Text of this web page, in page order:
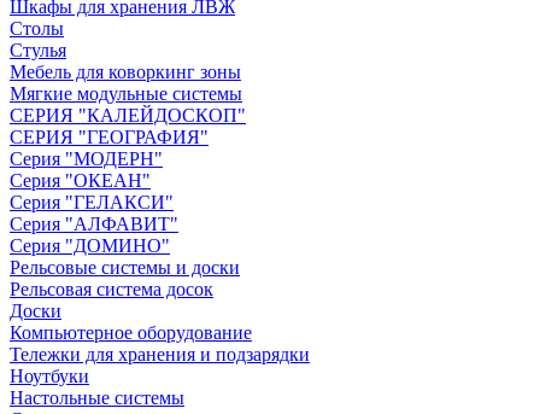
Шкафы для хранения ЛВЖ
Столы
Стулья
Мебель для коворкинг зоны
Мягкие модульные системы
СЕРИЯ "КАЛЕЙДОСКОП"
СЕРИЯ "ГЕОГРАФИЯ"
Серия "МОДЕРН"
Серия "ОКЕАН"
Серия "ГЕЛАКСИ"
Серия "АЛФАВИТ"
Серия "ДОМИНО"
Рельсовые системы и доски
Рельсовая система досок
Доски
Компьютерное оборудование
Тележки для хранения и подзарядки
Ноутбуки
Настольные системы